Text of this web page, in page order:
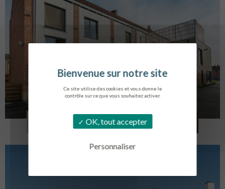
Ce site utilise des cookies et vous donne le
contrôle sur ce que vous souhaitez activer.
OK, tout accepter
Personnaliser
LOG. JEUNES TRAVAILLEURS